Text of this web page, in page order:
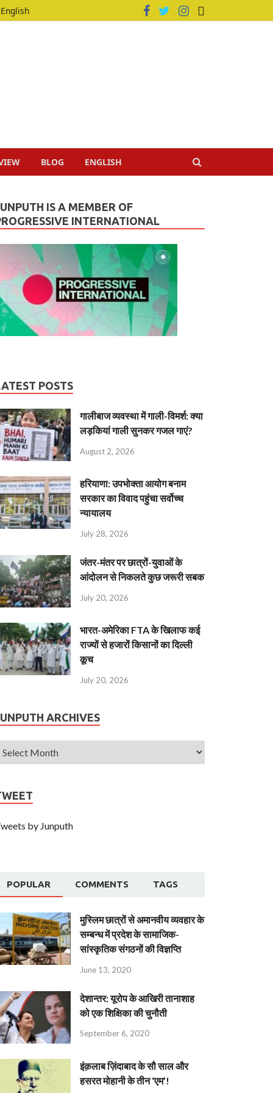
English
BLOG ENGLISH
IS A MEMBER OF
INTERNATIONAL
POSTS
गालीबाज व्‍यवस्‍था में गाली-विमर्श: क्या
लड़कियां गाली सुनकर गजल गाएं?
August 2, 2026
हरियाणा: उपभोक्ता आयोग बनाम
सरकार का विवाद पहुंचा सर्वोच्च
न्यायालय
July 28, 2026
जंतर-मंतर पर छात्रों-युवाओं के
आंदोलन से निकलते कुछ जरूरी सबक
July 20, 2026
भारत-अमेरिका FTA के खिलाफ कई
राज्यों से हजारों किसानों का दिल्ली
कूच
July 20, 2026
ARCHIVES
by Junputh
POPULAR COMMENTS TAGS
मुस्लिम छात्रों से अमानवीय व्यवहार के
सम्बन्ध में प्रदेश के सामाजिक-
सांस्कृतिक संगठनों की विज्ञप्ति
June 13, 2020
देशान्‍तर: यूरोप के आखिरी तानाशाह
को एक शिक्षिका की चुनौती
September 6, 2020
इंक़लाब ज़िंदाबाद के सौ साल और
हसरत मोहानी के तीन ‘एम’!